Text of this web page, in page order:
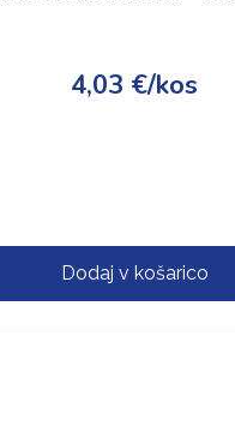
4,03 €/kos
Dodaj v košarico